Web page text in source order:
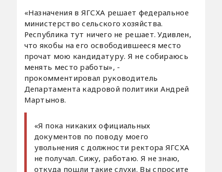
«Назначения в ЯГСХА решает федеральное
министерство сельского хозяйства.
Республика тут ничего не решает. Удивлен,
что якобы на его освободившееся место
прочат мою кандидатуру. Я не собираюсь
менять место работы», -
прокомментировал руководитель
Департамента кадровой политики Андрей
Мартынов.
«Я пока никаких официальных
документов по поводу моего
увольнения с должности ректора ЯГСХА
не получал. Сижу, работаю. Я не знаю,
откуда пошли такие слухи. Вы спросите